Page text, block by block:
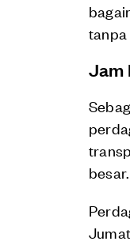
tanpa
Jam
besar.